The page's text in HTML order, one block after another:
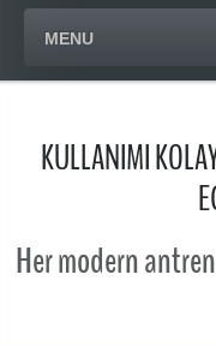
MENU
KULLANIMI
Her modern